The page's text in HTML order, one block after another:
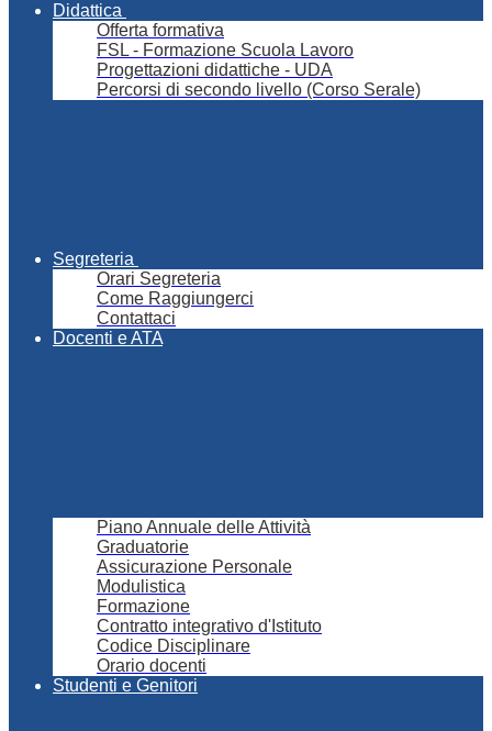
Didattica
Offerta formativa
FSL - Formazione Scuola Lavoro
Progettazioni didattiche - UDA
Percorsi di secondo livello (Corso Serale)
Segreteria
Orari Segreteria
Come Raggiungerci
Contattaci
Docenti e ATA
Piano Annuale delle Attività
Graduatorie
Assicurazione Personale
Modulistica
Formazione
Contratto integrativo d'Istituto
Codice Disciplinare
Orario docenti
Studenti e Genitori